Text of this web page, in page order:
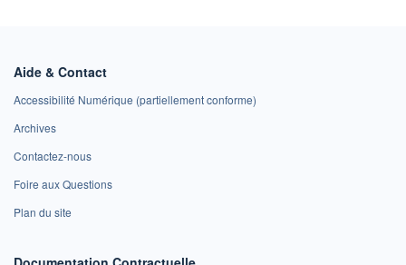
Aide & Contact
Accessibilité Numérique (partiellement conforme)
Archives
Contactez-nous
Foire aux Questions
Plan du site